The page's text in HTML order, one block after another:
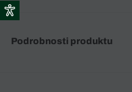
Podrobnosti produktu